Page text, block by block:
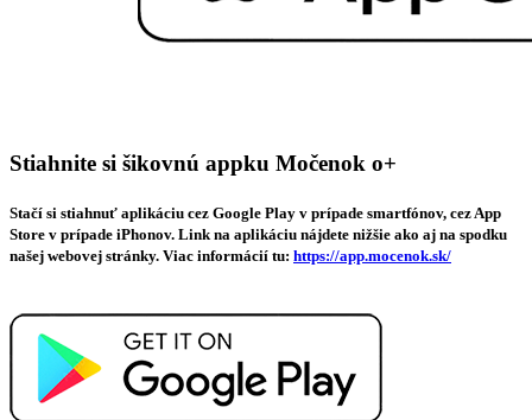
Stiahnite si šikovnú appku Močenok o+
Stačí si stiahnuť aplikáciu cez Google Play v prípade smartfónov, cez App
Store v prípade iPhonov. Link na aplikáciu nájdete nižšie ako aj na spodku
našej webovej stránky. Viac informácií tu: https://app.mocenok.sk/